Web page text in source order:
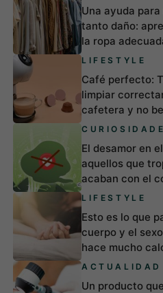
Una ayuda
tanto daño:
la ropa
LIFESTYLE
Café perfecto:
limpiar
cafetera y no
El desamor en
aquellos que
acaban con el
LIFESTYLE
Esto es lo que
cuerpo y el
hace mucho
ACTUALIDAD
Un producto